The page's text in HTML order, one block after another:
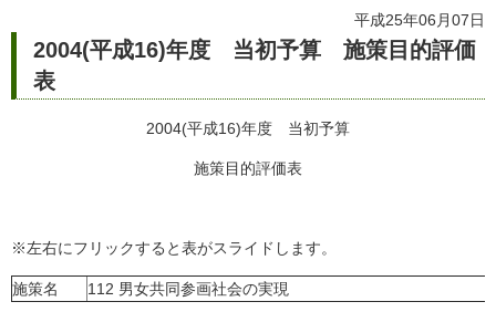
平成25年06月07日
2004(平成16)年度 当初予算 施策目的評価
表
2004(平成16)年度 当初予算
施策目的評価表
※左右にフリックすると表がスライドします。
施策名 112 男女共同参画社会の実現